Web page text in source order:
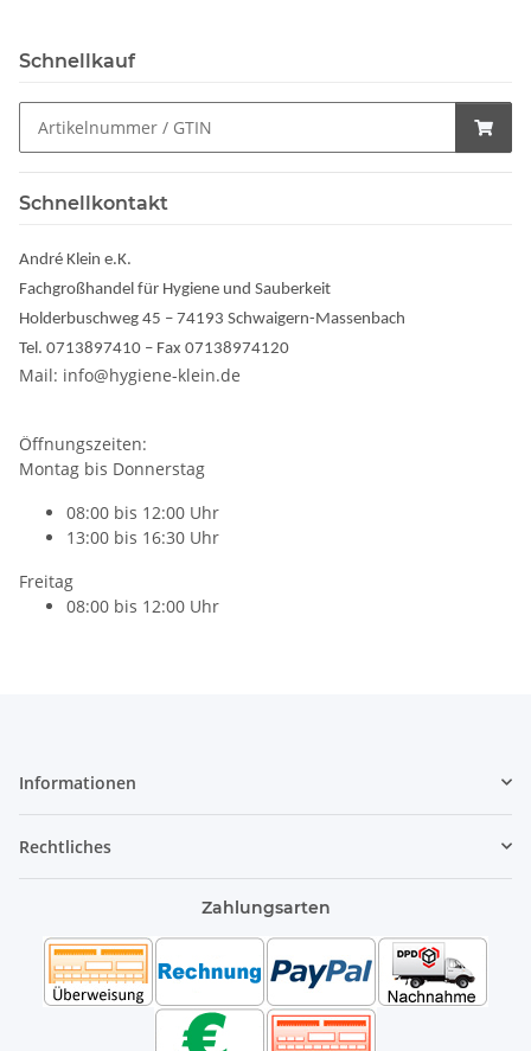
Schnellkauf
Schnellkontakt
André Klein e.K.
Fachgroßhandel für Hygiene und Sauberkeit
Holderbuschweg 45 – 74193 Schwaigern-Massenbach
Tel. 0713897410 – Fax 07138974120
Mail: info@hygiene-klein.de
Öffnungszeiten:
Montag bis Donnerstag
08:00 bis 12:00 Uhr
13:00 bis 16:30 Uhr
Freitag
08:00 bis 12:00 Uhr
Informationen
Rechtliches
Zahlungsarten